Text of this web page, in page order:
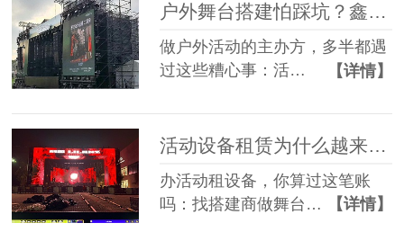
户外舞台搭建怕踩坑？鑫禾舞美给你稳稳的保障
做户外活动的主办方，多半都遇
过这些糟心事：活…
【详情】
活动设备租赁为什么越来越多人选一站式？
办活动租设备，你算过这笔账
吗：找搭建商做舞台…
【详情】